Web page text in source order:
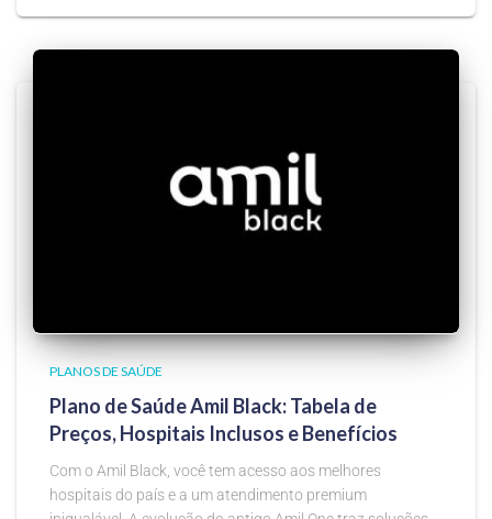
PLANOS DE SAÚDE
Plano de Saúde Amil Black: Tabela de
Preços, Hospitais Inclusos e Benefícios
Com o Amil Black, você tem acesso aos melhores
hospitais do país e a um atendimento premium